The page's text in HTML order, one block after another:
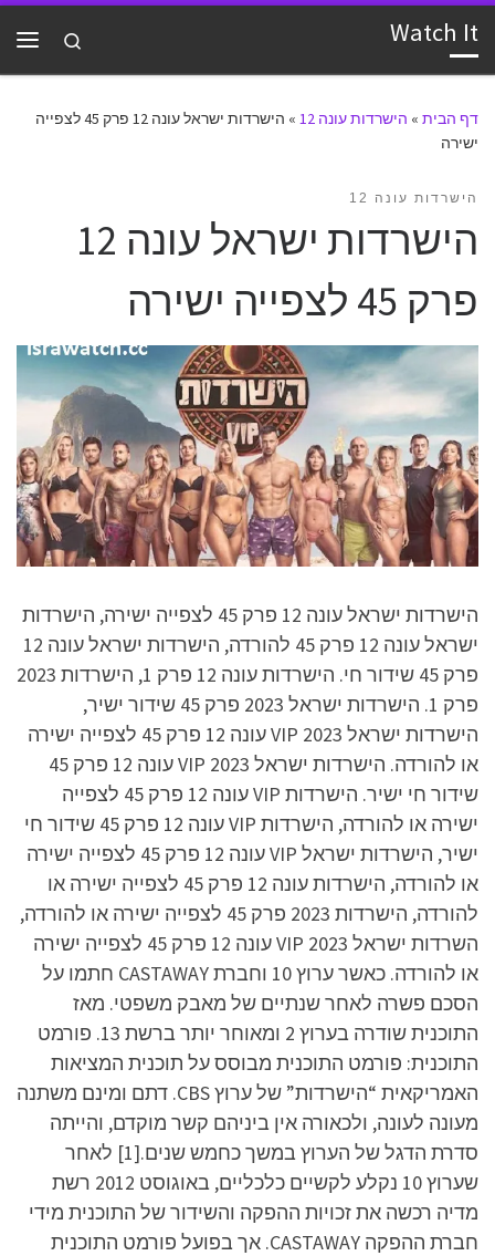
דלג לתוכן Watch It
Search
דף הבית » הישרדות עונה 12 »
הישרדות ישראל עונה 12 פרק 45 לצפייה
ישירה
הישרדות עונה 12
הישרדות ישראל עונה 12
פרק 45 לצפייה ישירה
הישרדות ישראל עונה 12 פרק 45 לצפייה ישירה, הישרדות
ישראל עונה 12 פרק 45 להורדה, הישרדות ישראל עונה 12
פרק 45 שידור חי. הישרדות עונה 12 פרק 1, הישרדות 2023
פרק 1. הישרדות ישראל 2023 פרק 45 שידור ישיר,
הישרדות ישראל VIP 2023 עונה 12 פרק 45 לצפייה ישירה
או להורדה. הישרדות ישראל VIP 2023 עונה 12 פרק 45
שידור חי ישיר. הישרדות VIP עונה 12 פרק 45 לצפייה
ישירה או להורדה, הישרדות VIP עונה 12 פרק 45 שידור חי
ישיר, הישרדות ישראל VIP עונה 12 פרק 45 לצפייה ישירה
או להורדה, הישרדות עונה 12 פרק 45 לצפייה ישירה או
להורדה, הישרדות 2023 פרק 45 לצפייה ישירה או להורדה,
השרדות ישראל VIP 2023 עונה 12 פרק 45 לצפייה ישירה
או להורדה. כאשר ערוץ 10 וחברת CASTAWAY חתמו על
הסכם פשרה לאחר שנתיים של מאבק משפטי. מאז
התוכנית שודרה בערוץ 2 ומאוחר יותר ברשת 13. פורמט
התוכנית: פורמט התוכנית מבוסס על תוכנית המציאות
האמריקאית “הישרדות” של ערוץ CBS. דתם ומינם משתנה
מעונה לעונה, ולכאורה אין ביניהם קשר מוקדם, והייתה
סדרת הדגל של הערוץ במשך כחמש שנים.[1] לאחר
שערוץ 10 נקלע לקשיים כלכליים, באוגוסט 2012 רשת
מדיה רכשה את זכויות ההפקה והשידור של התוכנית מידי
חברת ההפקה CASTAWAY‏. אך בפועל פורמט התוכנית